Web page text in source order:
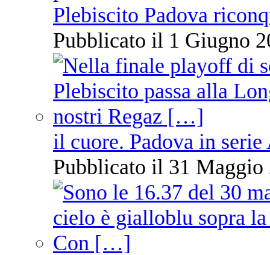
Plebiscito Padova
Pubblicato il 1 Giugno
il cuore. Padova in serie
Pubblicato il 31 Maggio